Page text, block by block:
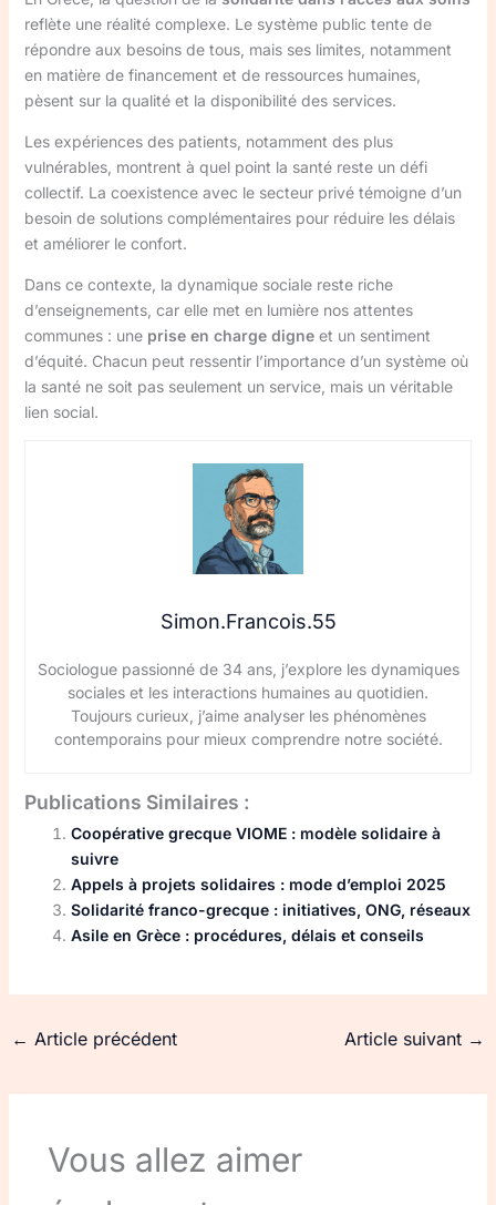
reflète une réalité complexe. Le système public tente de
répondre aux besoins de tous, mais ses limites, notamment
en matière de financement et de ressources humaines,
pèsent sur la qualité et la disponibilité des services.
Les expériences des patients, notamment des plus
vulnérables, montrent à quel point la santé reste un défi
collectif. La coexistence avec le secteur privé témoigne d’un
besoin de solutions complémentaires pour réduire les délais
et améliorer le confort.
Dans ce contexte, la dynamique sociale reste riche
d’enseignements, car elle met en lumière nos attentes
communes : une prise en charge digneet un sentiment
d’équité. Chacun peut ressentir l’importance d’un système où
la santé ne soit pas seulement un service, mais un véritable
lien social.
Simon.Francois.55
Sociologue passionné de 34 ans, j’explore les dynamiques
sociales et les interactions humaines au quotidien.
Toujours curieux, j’aime analyser les phénomènes
contemporains pour mieux comprendre notre société.
Publications Similaires :
Coopérative grecque VIOME : modèle solidaire à
suivre
Appels à projets solidaires : mode d’emploi 2025
Solidarité franco-grecque : initiatives, ONG, réseaux
Asile en Grèce : procédures, délais et conseils
← Article précédent Article suivant →
Vous allez aimer